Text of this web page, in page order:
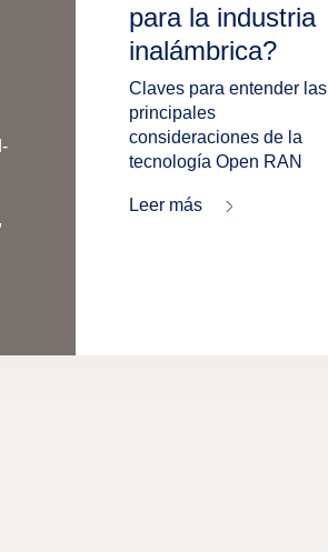
para la industria
inalámbrica?
Claves para entender las
principales
consideraciones de la
tecnología Open RAN
Leer más